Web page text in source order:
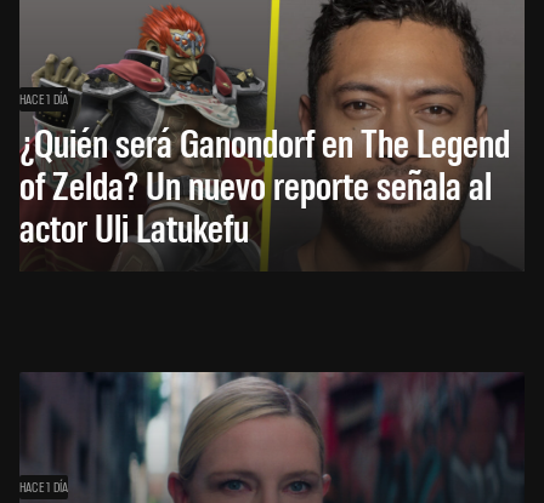
HACE 1 DÍA
¿Quién será Ganondorf en The Legend
of Zelda? Un nuevo reporte señala al
actor Uli Latukefu
HACE 1 DÍA